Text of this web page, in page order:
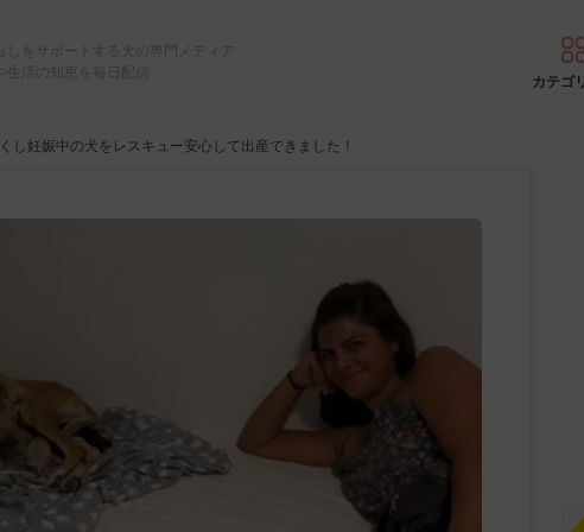
をサポートする犬の専門メディア
活の知恵を毎日配信
カテゴ
し妊娠中の犬をレスキュー安心して出産できました！